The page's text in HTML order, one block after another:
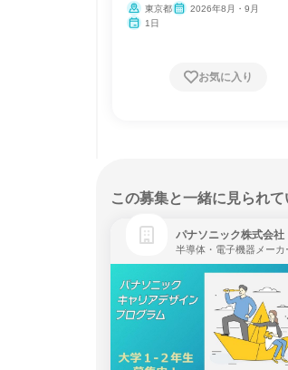
験! 東京都
2026年8月・9月
1日
お気に入り
この募集と一緒に見られ
パナソニック株式会社
半導体・電子機器メーカ